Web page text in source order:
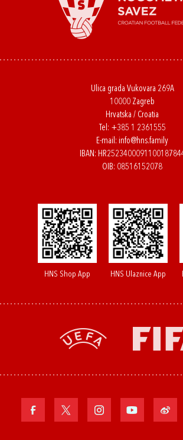
Ulica grada Vukovara 269A
10000 Zagreb
Hrvatska / Croatia
Tel: +385 1 2361555
E-mail: info@hns.family
IBAN:
OIB: 08516152078
HNS Shop App HNS Ulaznice App